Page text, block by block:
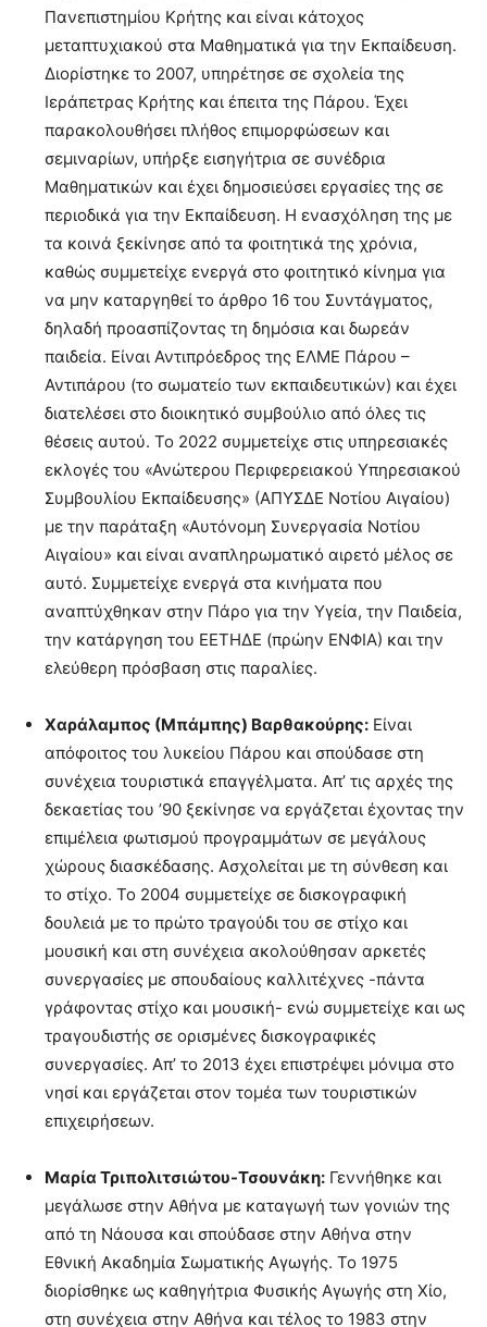
Πανεπιστημίου Κρήτης και είναι κάτοχος
μεταπτυχιακού στα Μαθηματικά για την Εκπαίδευση.
Διορίστηκε το 2007, υπηρέτησε σε σχολεία της
Ιεράπετρας Κρήτης και έπειτα της Πάρου. Έχει
παρακολουθήσει πλήθος επιμορφώσεων και
σεμιναρίων, υπήρξε εισηγήτρια σε συνέδρια
Μαθηματικών και έχει δημοσιεύσει εργασίες της σε
περιοδικά για την Εκπαίδευση. Η ενασχόληση της με
τα κοινά ξεκίνησε από τα φοιτητικά της χρόνια,
καθώς συμμετείχε ενεργά στο φοιτητικό κίνημα για
να μην καταργηθεί το άρθρο 16 του Συντάγματος,
δηλαδή προασπίζοντας τη δημόσια και δωρεάν
παιδεία. Είναι Αντιπρόεδρος της ΕΛΜΕ Πάρου –
Αντιπάρου (το σωματείο των εκπαιδευτικών) και έχει
διατελέσει στο διοικητικό συμβούλιο από όλες τις
θέσεις αυτού. Το 2022 συμμετείχε στις υπηρεσιακές
εκλογές του «Ανώτερου Περιφερειακού Υπηρεσιακού
Συμβουλίου Εκπαίδευσης» (ΑΠΥΣΔΕ Νοτίου Αιγαίου)
με την παράταξη «Αυτόνομη Συνεργασία Νοτίου
Αιγαίου» και είναι αναπληρωματικό αιρετό μέλος σε
αυτό. Συμμετείχε ενεργά στα κινήματα που
αναπτύχθηκαν στην Πάρο για την Υγεία, την Παιδεία,
την κατάργηση του ΕΕΤΗΔΕ (πρώην ΕΝΦΙΑ) και την
ελεύθερη πρόσβαση στις παραλίες.
Χαράλαμπος (Μπάμπης) Βαρθακούρης: Είναι
απόφοιτος του λυκείου Πάρου και σπούδασε στη
συνέχεια τουριστικά επαγγέλματα. Απ’ τις αρχές της
δεκαετίας του ’90 ξεκίνησε να εργάζεται έχοντας την
επιμέλεια φωτισμού προγραμμάτων σε μεγάλους
χώρους διασκέδασης. Ασχολείται με τη σύνθεση και
το στίχο. Το 2004 συμμετείχε σε δισκογραφική
δουλειά με το πρώτο τραγούδι του σε στίχο και
μουσική και στη συνέχεια ακολούθησαν αρκετές
συνεργασίες με σπουδαίους καλλιτέχνες -πάντα
γράφοντας στίχο και μουσική- ενώ συμμετείχε και ως
τραγουδιστής σε ορισμένες δισκογραφικές
συνεργασίες. Απ’ το 2013 έχει επιστρέψει μόνιμα στο
νησί και εργάζεται στον τομέα των τουριστικών
επιχειρήσεων.
Μαρία Τριπολιτσιώτου-Τσουνάκη: Γεννήθηκε και
μεγάλωσε στην Αθήνα με καταγωγή των γονιών της
από τη Νάουσα και σπούδασε στην Αθήνα στην
Εθνική Ακαδημία Σωματικής Αγωγής. Το 1975
διορίσθηκε ως καθηγήτρια Φυσικής Αγωγής στη Χίο,
στη συνέχεια στην Αθήνα και τέλος το 1983 στην